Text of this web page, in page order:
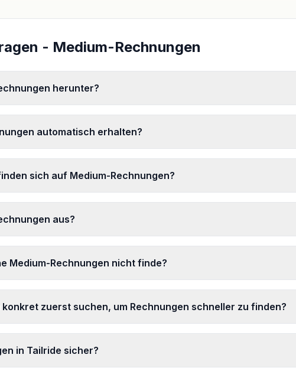
- Medium-Rechnungen
herunter?
automatisch erhalten?
sich auf Medium-Rechnungen?
aus?
Medium-Rechnungen nicht finde?
konkret zuerst suchen, um Rechnungen schneller zu finden?
in Tailride sicher?